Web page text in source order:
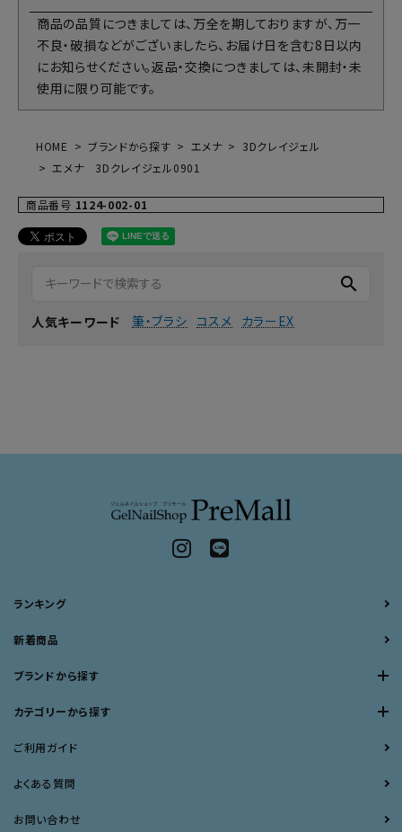
商品の品質につきましては、万全を期しておりますが、万一
不良・破損などがございましたら、お届け日を含む8日以内
にお知らせください。返品・交換につきましては、未開封・未
使用に限り可能です。
HOME ブランドから探す エメナ
3Dクレイジェル
エメナ 3Dクレイジェル0901
商品番号 1124-002-01
search
人気キーワード 筆・ブラシ コスメ カラーEX
ランキング
新着商品
ブランドから探す
カテゴリーから探す
ご利用ガイド
よくある質問
お問い合わせ